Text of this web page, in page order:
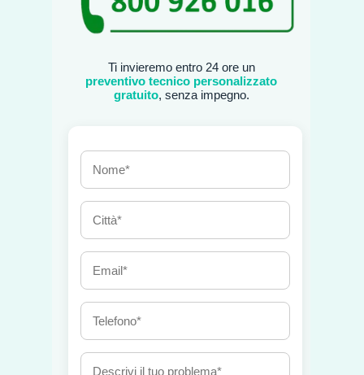
Ti invieremo entro 24 ore un
preventivo tecnico personalizzato
gratuito, senza impegno.